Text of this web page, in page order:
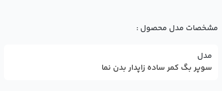
مشخصات مدل محصول :
مدل
سوپر بگ کمر ساده زاپدار بدن نما